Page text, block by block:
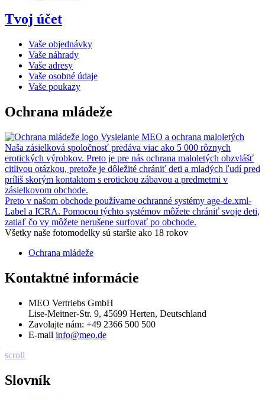
Tvoj účet
Vaše objednávky
Vaše náhrady
Vaše adresy
Vaše osobné údaje
Vaše poukazy
Ochrana mládeže
Vysielanie MEO a ochrana maloletých
Naša zásielková spoločnosť predáva viac ako 5 000 rôznych
erotických výrobkov. Preto je pre nás ochrana maloletých obzvlášť
citlivou otázkou, pretože je dôležité chrániť deti a mladých ľudí pred
príliš skorým kontaktom s erotickou zábavou a predmetmi v
zásielkovom obchode.
Preto v našom obchode používame ochranné systémy age-de.xml-
Label a ICRA. Pomocou týchto systémov môžete chrániť svoje deti,
zatiaľ čo vy môžete nerušene surfovať po obchode.
Všetky naše fotomodelky sú staršie ako 18 rokov
Ochrana mládeže
Kontaktné informácie
MEO Vertriebs GmbH
Lise-Meitner-Str. 9, 45699 Herten, Deutschland
Zavolajte nám: +49 2366 500 500
E-mail info@meo.de
scroll
Slovník